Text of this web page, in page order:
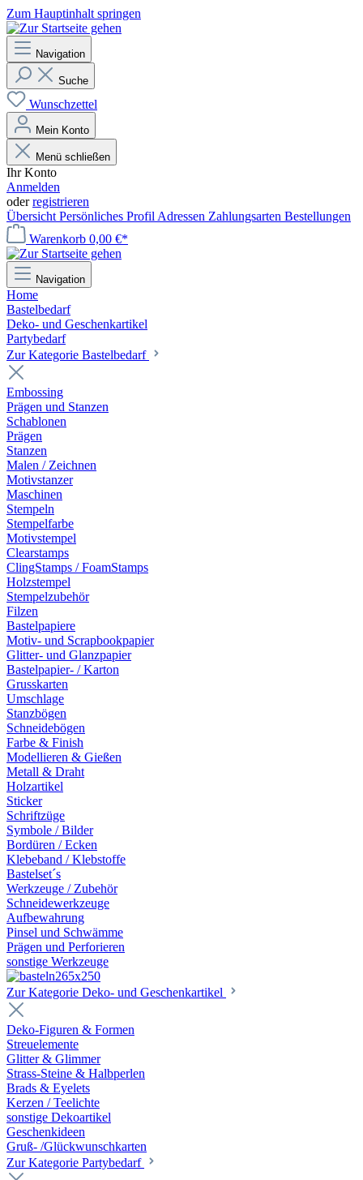
Zum Hauptinhalt springen
Navigation
Suche
Wunschzettel
Mein Konto
Menü schließen
Ihr Konto
Anmelden
oderregistrieren
Übersicht Persönliches Profil Adressen Zahlungsarten Bestellungen
Warenkorb 0,00 €*
Navigation
Home
Bastelbedarf
Deko- und Geschenkartikel
Partybedarf
Zur Kategorie Bastelbedarf
Embossing
Prägen und Stanzen
Schablonen
Prägen
Stanzen
Malen / Zeichnen
Motivstanzer
Maschinen
Stempeln
Stempelfarbe
Motivstempel
Clearstamps
ClingStamps / FoamStamps
Holzstempel
Stempelzubehör
Filzen
Bastelpapiere
Motiv- und Scrapbookpapier
Glitter- und Glanzpapier
Bastelpapier- / Karton
Grusskarten
Umschlage
Stanzbögen
Schneidebögen
Farbe & Finish
Modellieren & Gießen
Metall & Draht
Holzartikel
Sticker
Schriftzüge
Symbole / Bilder
Bordüren / Ecken
Klebeband / Klebstoffe
Bastelset´s
Werkzeuge / Zubehör
Schneidewerkzeuge
Aufbewahrung
Pinsel und Schwämme
Prägen und Perforieren
sonstige Werkzeuge
Zur Kategorie Deko- und Geschenkartikel
Deko-Figuren & Formen
Streuelemente
Glitter & Glimmer
Strass-Steine & Halbperlen
Brads & Eyelets
Kerzen / Teelichte
sonstige Dekoartikel
Geschenkideen
Gruß- /Glückwunschkarten
Zur Kategorie Partybedarf